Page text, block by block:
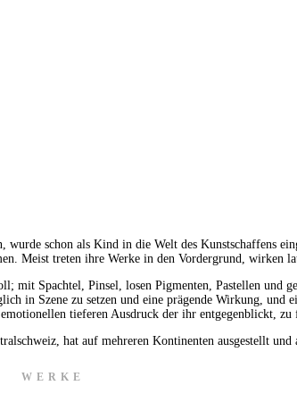
wurde schon als Kind in die Welt des Kunstschaffens
Meist treten ihre Werke in den Vordergrund, wirken
mit Spachtel, Pinsel, losen Pigmenten, Pastellen und
in Szene zu setzen und eine prägende Wirkung, und
tieferen Ausdruck der ihr entgegenblickt, zu
hat auf mehreren Kontinenten ausgestellt
WERKE